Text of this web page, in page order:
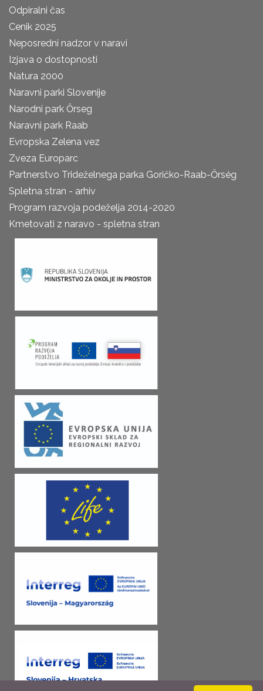
Odpiralni čas
Cenik 2025
Neposredni nadzor v naravi
Izjava o dostopnosti
Natura 2000
Naravni parki Slovenije
Narodni park Őrseg
Naravni park Raab
Evropska Zelena vez
Zveza Europarc
Partnerstvo Trideželnega parka Goričko-Raab-Őrség
Spletna stran - arhiv
Program razvoja podeželja 2014-2020
Kmetovati z naravo - spletna stran